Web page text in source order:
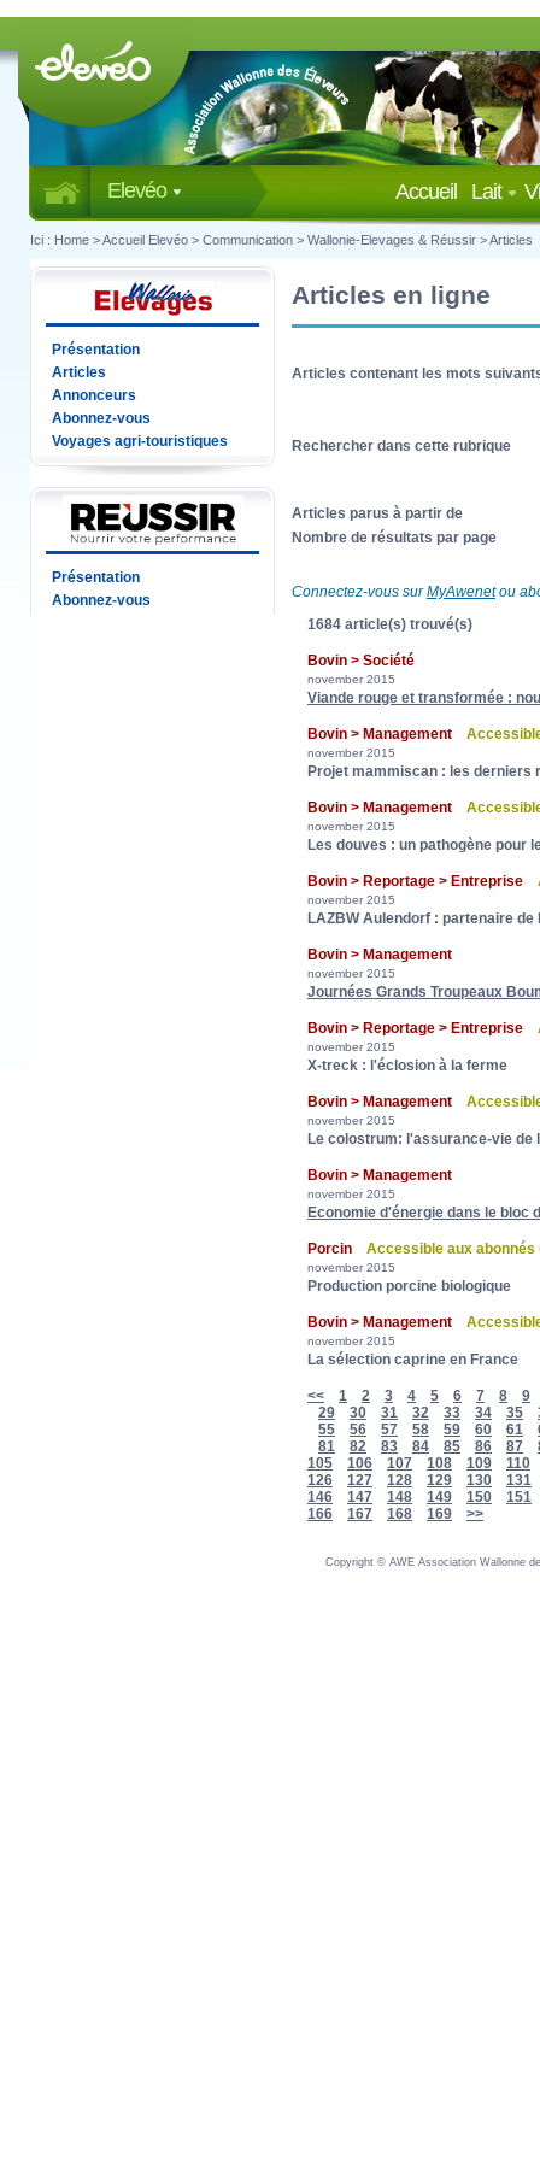
Elevéo Lait
Accueil
Ici : Home >Accueil Elevéo > Communication > Wallonie-Elevages & Réussir >Articles
Présentation
Articles
Annonceurs
Abonnez-vous
Voyages agri-touristiques
Présentation
Abonnez-vous
Articles en ligne
Articles contenant les mots
Rechercher dans cette rubrique
Articles parus à partir de
Nombre de résultats par page
Connectez-vous surMyAwenetou
1684 article(s) trouvé(s)
Bovin > Société
november 2015
Viande rouge et transformée :
Bovin > Management
november 2015
Projet mammiscan : les derniers
Bovin > Management
november 2015
Les douves : un pathogène pour
Bovin > Reportage > Entreprise
november 2015
LAZBW Aulendorf : partenaire de
Bovin > Management
november 2015
Journées Grands Troupeaux
Bovin > Reportage > Entreprise
november 2015
X-treck : l'éclosion à la ferme
Bovin > Management
november 2015
Le colostrum: l'assurance-vie de
Bovin > Management
november 2015
Economie d'énergie dans le bloc
Porcin Accessible aux
november 2015
Production porcine biologique
Bovin > Management
november 2015
La sélection caprine en France
<< 1 2 3 4 5 6 7 8
9
29
30 31 32 33 34 35
55
56 57 58 59 60 61
81
82 83 84 85 86 87
105
106 107 108 109
110
126
127 128 129 130
131
146
147 148 149 150
151
166
167 168 169 >>
Copyright © AWE Association Wallonne